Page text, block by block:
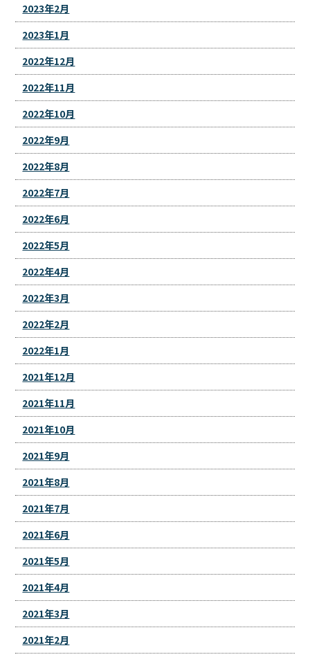
2023年2月
2023年1月
2022年12月
2022年11月
2022年10月
2022年9月
2022年8月
2022年7月
2022年6月
2022年5月
2022年4月
2022年3月
2022年2月
2022年1月
2021年12月
2021年11月
2021年10月
2021年9月
2021年8月
2021年7月
2021年6月
2021年5月
2021年4月
2021年3月
2021年2月